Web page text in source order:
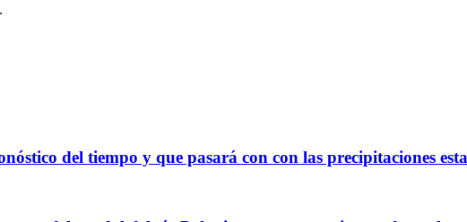
del tiempo y que pasará con con las precipitaciones